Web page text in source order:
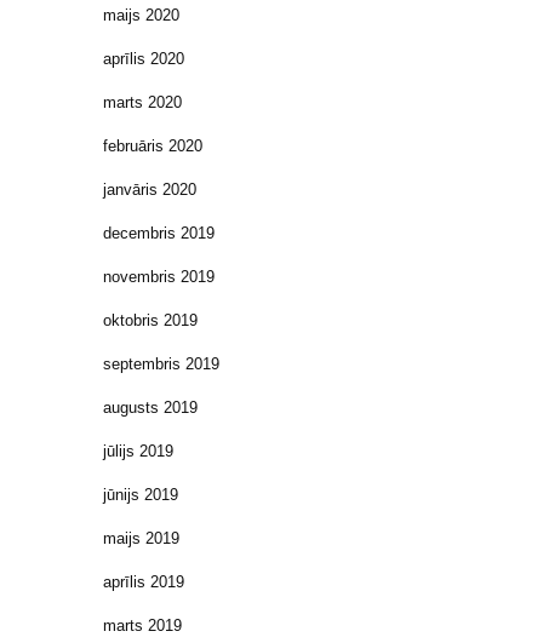
maijs 2020
aprīlis 2020
marts 2020
februāris 2020
janvāris 2020
decembris 2019
novembris 2019
oktobris 2019
septembris 2019
augusts 2019
jūlijs 2019
jūnijs 2019
maijs 2019
aprīlis 2019
marts 2019